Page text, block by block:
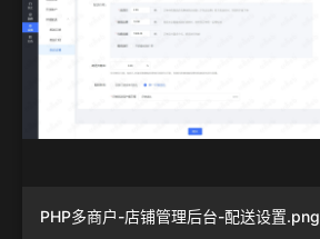
PHP多商户-店铺管理后台-配送设置.png